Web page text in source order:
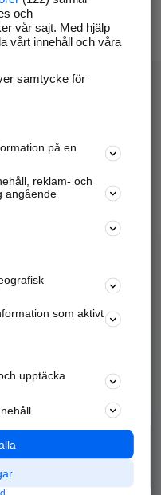
mm.
företaget
och annonsera mot
nära dig.
sökningar
och
vår sajt. Med hjälp
vårt innehåll och våra
samtycke för
på en
reklam- och
angående
som aktivt
upptäcka